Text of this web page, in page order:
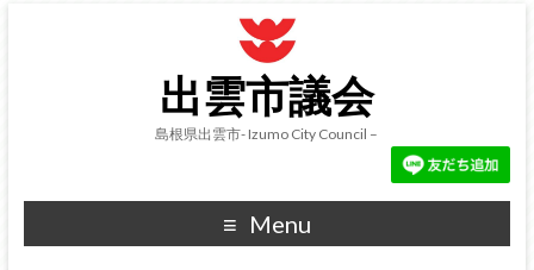
出雲市議会
島根県出雲市- Izumo City Council –
Menu